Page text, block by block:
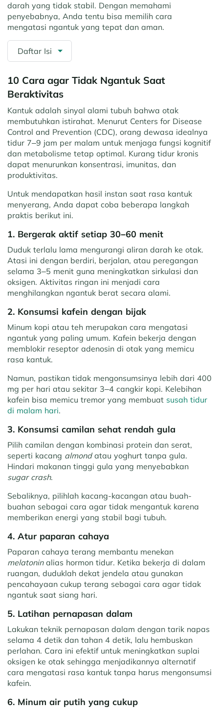
darah yang tidak stabil. Dengan memahami
penyebabnya, Anda tentu bisa memilih cara
mengatasi ngantuk yang tepat dan aman.
Daftar Isi
10 Cara agar Tidak Ngantuk Saat
Beraktivitas
Kantuk adalah sinyal alami tubuh bahwa otak
membutuhkan istirahat. Menurut Centers for Disease
Control and Prevention (CDC), orang dewasa idealnya
tidur 7–9 jam per malam untuk menjaga fungsi kognitif
dan metabolisme tetap optimal. Kurang tidur kronis
dapat menurunkan konsentrasi, imunitas, dan
produktivitas.
Untuk mendapatkan hasil instan saat rasa kantuk
menyerang, Anda dapat coba beberapa langkah
praktis berikut ini.
1. Bergerak aktif setiap 30–60 menit
Duduk terlalu lama mengurangi aliran darah ke otak.
Atasi ini dengan berdiri, berjalan, atau peregangan
selama 3–5 menit guna meningkatkan sirkulasi dan
oksigen. Aktivitas ringan ini menjadi cara
menghilangkan ngantuk berat secara alami.
2. Konsumsi kafein dengan bijak
Minum kopi atau teh merupakan cara mengatasi
ngantuk yang paling umum. Kafein bekerja dengan
memblokir reseptor adenosin di otak yang memicu
rasa kantuk.
Namun, pastikan tidak mengonsumsinya lebih dari 400
mg per hari atau sekitar 3–4 cangkir kopi. Kelebihan
kafein bisa memicu tremor yang membuat susah tidur
di malam hari.
3. Konsumsi camilan sehat rendah gula
Pilih camilan dengan kombinasi protein dan serat,
seperti kacang almondatau yoghurt tanpa gula.
Hindari makanan tinggi gula yang menyebabkan
sugar crash.
Sebaliknya, pilihlah kacang-kacangan atau buah-
buahan sebagai cara agar tidak mengantuk karena
memberikan energi yang stabil bagi tubuh.
4. Atur paparan cahaya
Paparan cahaya terang membantu menekan
melatoninalias hormon tidur. Ketika bekerja di dalam
ruangan, duduklah dekat jendela atau gunakan
pencahayaan cukup terang sebagai cara agar tidak
ngantuk saat siang hari.
5. Latihan pernapasan dalam
Lakukan teknik pernapasan dalam dengan tarik napas
selama 4 detik dan tahan 4 detik, lalu hembuskan
perlahan. Cara ini efektif untuk meningkatkan suplai
oksigen ke otak sehingga menjadikannya alternatif
cara mengatasi rasa kantuk tanpa harus mengonsumsi
kafein.
6. Minum air putih yang cukup